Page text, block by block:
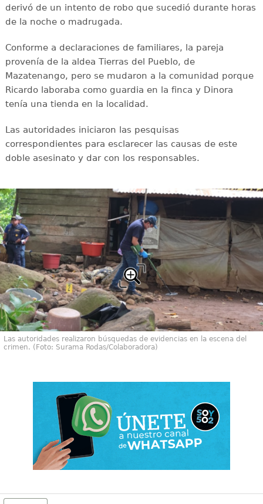
derivó de un intento de robo que sucedió durante horas
de la noche o madrugada.
Conforme a declaraciones de familiares, la pareja
provenía de la aldea Tierras del Pueblo, de
Mazatenango, pero se mudaron a la comunidad porque
Ricardo laboraba como guardia en la finca y Dinora
tenía una tienda en la localidad.
Las autoridades iniciaron las pesquisas
correspondientes para esclarecer las causas de este
doble asesinato y dar con los responsables.
Las autoridades realizaron búsquedas de evidencias en la escena del
crimen. (Foto: Surama Rodas/Colaboradora)